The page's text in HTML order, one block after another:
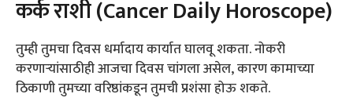
कर्क राशी (Cancer Daily Horoscope)
तुम्ही तुमचा दिवस धर्मादाय कार्यात घालवू शकता. नोकरी
करणाऱ्यांसाठीही आजचा दिवस चांगला असेल, कारण कामाच्या
ठिकाणी तुमच्या वरिष्ठांकडून तुमची प्रशंसा होऊ शकते.